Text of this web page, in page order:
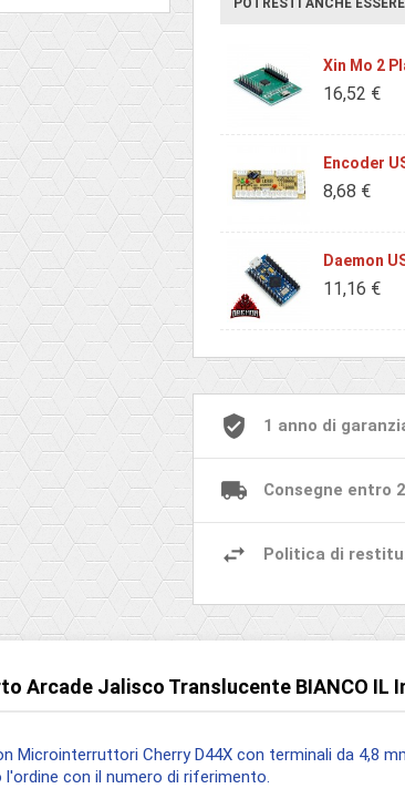
POTRESTI ANCHE
Xin Mo 2
16,52 €
Encoder
8,68 €
Daemon
11,16 €
1 anno di
Consegne entro
Politica di
Arcade Jalisco Translucente BIANCO IL
Microinterruttori Cherry D44X con terminali da 4,8
con il numero di riferimento.